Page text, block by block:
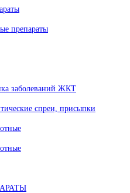
препараты
заболеваний ЖКТ
спреи, присыпки